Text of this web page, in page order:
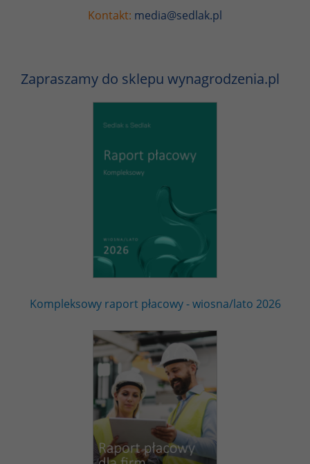
Kontakt: media@sedlak.pl
Zapraszamy do sklepu wynagrodzenia.pl
Kompleksowy raport płacowy - wiosna/lato 2026